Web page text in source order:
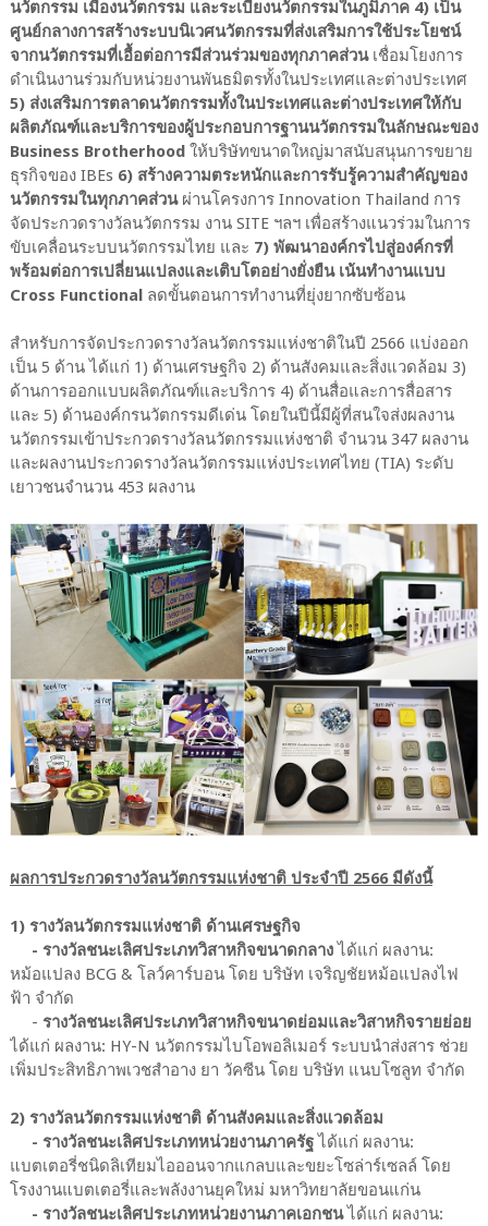
นวัตกรรม เมืองนวัตกรรม และระเบียงนวัตกรรมในภูมิภาค 4) เป็น
ศูนย์กลางการสร้างระบบนิเวศนวัตกรรมที่ส่งเสริมการใช้ประโยชน์
จากนวัตกรรมที่เอื้อต่อการมีส่วนร่วมของทุกภาคส่วนเชื่อมโยงการ
ดำเนินงานร่วมกับหน่วยงานพันธมิตรทั้งในประเทศและต่างประเทศ
5) ส่งเสริมการตลาดนวัตกรรมทั้งในประเทศและต่างประเทศให้กับ
ผลิตภัณฑ์และบริการของผู้ประกอบการฐานนวัตกรรมในลักษณะของ
Business Brotherhoodให้บริษัทขนาดใหญ่มาสนับสนุนการขยาย
ธุรกิจของ IBEs 6) สร้างความตระหนักและการรับรู้ความสำคัญของ
นวัตกรรมในทุกภาคส่วนผ่านโครงการ Innovation Thailand การ
จัดประกวดรางวัลนวัตกรรม งาน SITE ฯลฯ เพื่อสร้างแนวร่วมในการ
ขับเคลื่อนระบบนวัตกรรมไทย และ 7) พัฒนาองค์กรไปสู่องค์กรที่
พร้อมต่อการเปลี่ยนแปลงและเติบโตอย่างยั่งยืน เน้นทำงานแบบ
Cross Functionalลดขั้นตอนการทำงานที่ยุ่งยากซับซ้อน
สำหรับการจัดประกวดรางวัลนวัตกรรมแห่งชาติในปี 2566 แบ่งออก
เป็น 5 ด้าน ได้แก่ 1) ด้านเศรษฐกิจ 2) ด้านสังคมและสิ่งแวดล้อม 3)
ด้านการออกแบบผลิตภัณฑ์และบริการ 4) ด้านสื่อและการสื่อสาร
และ 5) ด้านองค์กรนวัตกรรมดีเด่น โดยในปีนี้มีผู้ที่สนใจส่งผลงาน
นวัตกรรมเข้าประกวดรางวัลนวัตกรรมแห่งชาติ จำนวน 347 ผลงาน
และผลงานประกวดรางวัลนวัตกรรมแห่งประเทศไทย (TIA) ระดับ
เยาวชนจำนวน 453 ผลงาน
ผลการประกวดรางวัลนวัตกรรมแห่งชาติ ประจำปี 2566 มีดังนี้
1) รางวัลนวัตกรรมแห่งชาติ ด้านเศรษฐกิจ
- รางวัลชนะเลิศประเภทวิสาหกิจขนาดกลางได้แก่ ผลงาน:
หม้อแปลง BCG & โลว์คาร์บอน โดย บริษัท เจริญชัยหม้อแปลงไฟ
ฟ้า จำกัด
- รางวัลชนะเลิศประเภทวิสาหกิจขนาดย่อมและวิสาหกิจรายย่อย
ได้แก่ ผลงาน: HY-N นวัตกรรมไบโอพอลิเมอร์ ระบบนำส่งสาร ช่วย
เพิ่มประสิทธิภาพเวชสำอาง ยา วัคซีน โดย บริษัท แนบโซลูท จำกัด
2) รางวัลนวัตกรรมแห่งชาติ ด้านสังคมและสิ่งแวดล้อม
- รางวัลชนะเลิศประเภทหน่วยงานภาครัฐได้แก่ ผลงาน:
แบตเตอรี่ชนิดลิเทียมไอออนจากแกลบและขยะโซล่าร์เซลล์ โดย
โรงงานแบตเตอรี่และพลังงานยุคใหม่ มหาวิทยาลัยขอนแก่น
- รางวัลชนะเลิศประเภทหน่วยงานภาคเอกชนได้แก่ ผลงาน: